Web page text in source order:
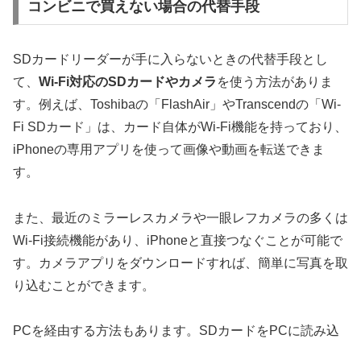
コンビニで買えない場合の代替手段
SDカードリーダーが手に入らないときの代替手段とし
て、 Wi-Fi対応のSDカードやカメラ を使う方法がありま
す。例えば、Toshibaの「FlashAir」やTranscendの「Wi-
Fi SDカード」は、カード自体がWi-Fi機能を持っており、
iPhoneの専用アプリを使って画像や動画を転送できま
す。
また、最近のミラーレスカメラや一眼レフカメラの多くは
Wi-Fi接続機能があり、iPhoneと直接つなぐことが可能で
す。カメラアプリをダウンロードすれば、簡単に写真を取
り込むことができます。
PCを経由する方法もあります。SDカードをPCに読み込